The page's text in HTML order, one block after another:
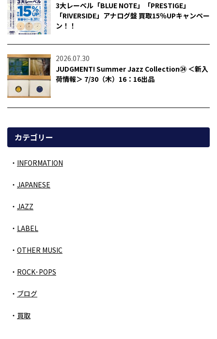
3大レーベル「BLUE NOTE」「PRESTIGE」
「RIVERSIDE」アナログ盤 買取15％UPキャンペー
ン！！
2026.07.30
JUDGMENT! Summer Jazz Collection㉔ ＜新入
荷情報＞ 7/30（木）16：16出品
カテゴリー
INFORMATION
JAPANESE
JAZZ
LABEL
OTHER MUSIC
ROCK･POPS
ブログ
買取